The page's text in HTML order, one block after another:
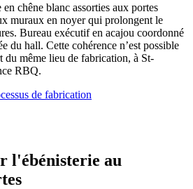
chêne blanc assorties aux portes
muraux en noyer qui prolongent le
Bureau exécutif en acajou coordonné
du hall. Cette cohérence n’est possible
du même lieu de fabrication, à St-
RBQ.
de fabrication
l'ébénisterie au